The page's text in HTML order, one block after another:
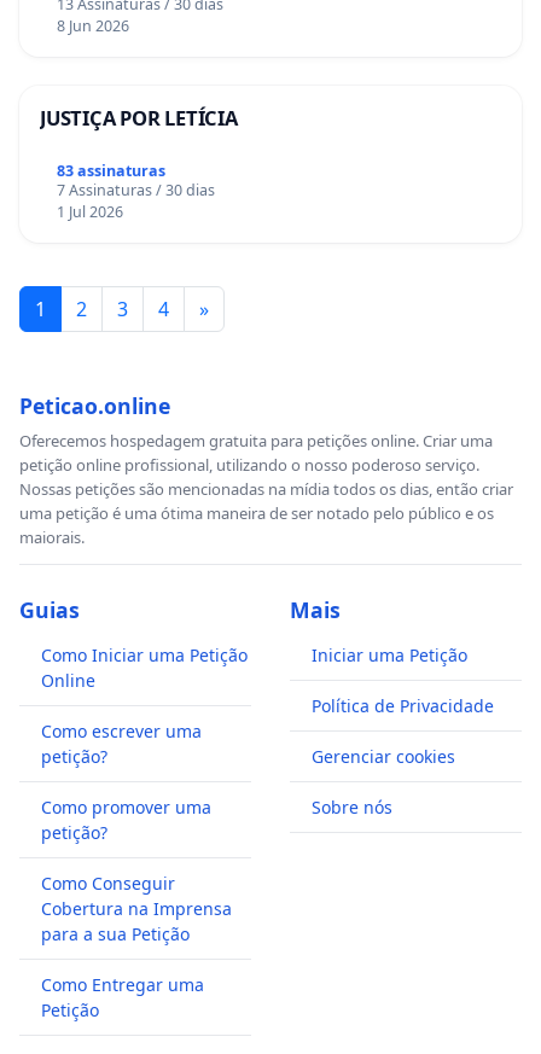
8 Jun 2026
JUSTIÇA POR LETÍCIA
83 assinaturas
7 Assinaturas / 30 dias
1 Jul 2026
1 2 3 4 »
Peticao.online
Oferecemos hospedagem gratuita para petições online. Criar uma
petição online profissional, utilizando o nosso poderoso serviço.
Nossas petições são mencionadas na mídia todos os dias, então criar
uma petição é uma ótima maneira de ser notado pelo público e os
maiorais.
Guias
Como Iniciar uma Petição
Online
Como escrever uma
petição?
Como promover uma
petição?
Como Conseguir
Cobertura na Imprensa
para a sua Petição
Como Entregar uma
Petição
Mais
Iniciar uma Petição
Política de Privacidade
Gerenciar cookies
Sobre nós